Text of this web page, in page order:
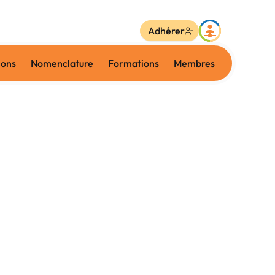
Nomenclature Formations Membres
Adhérer